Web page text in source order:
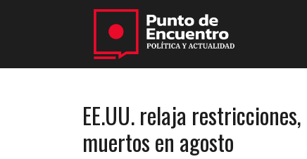
EE.UU. relaja
muertos en agosto